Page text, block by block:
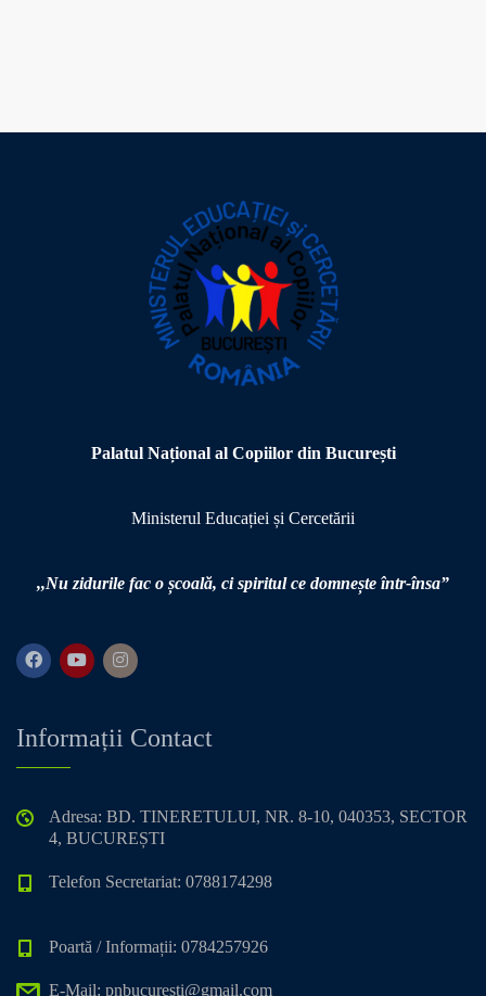
Palatul Național al Copiilor din București
Ministerul Educației și Cercetării
,,Nu zidurile fac o școală, ci spiritul ce domnește într-însa”
Informații Contact
Adresa: BD. TINERETULUI, NR. 8-10, 040353, SECTOR
4, BUCUREȘTI
Telefon Secretariat: 0788174298
Poartă / Informații: 0784257926
E-Mail: pnbucuresti@gmail.com